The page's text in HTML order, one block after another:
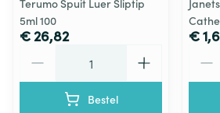
5ml 100
€ 26,82
Bestel
€